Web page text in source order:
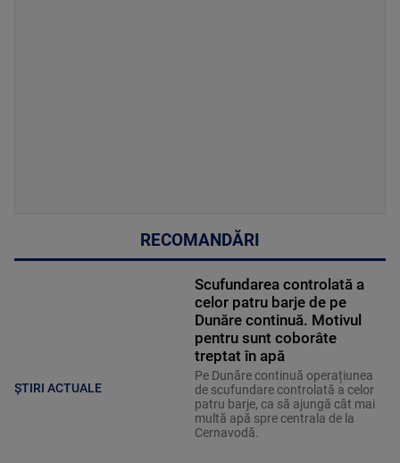
RECOMANDĂRI
ȘTIRI ACTUALE
Scufundarea controlată a
celor patru barje de pe
Dunăre continuă. Motivul
pentru sunt coborâte
treptat în apă
Pe Dunăre continuă operațiunea
de scufundare controlată a celor
patru barje, ca să ajungă cât mai
multă apă spre centrala de la
Cernavodă.